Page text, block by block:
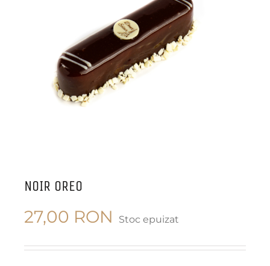
NOIR OREO
27,00 RON Stoc epuizat